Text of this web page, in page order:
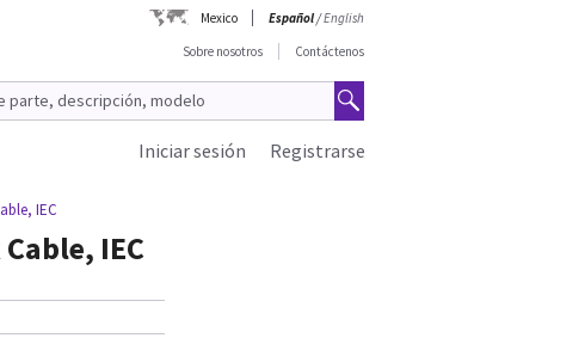
Mexico Español/English
Sobre nosotros
Contáctenos
Registrarse
Iniciar sesión
IEC
IEC